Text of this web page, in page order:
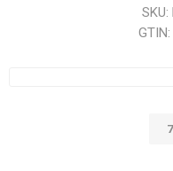
SKU:
GTIN: